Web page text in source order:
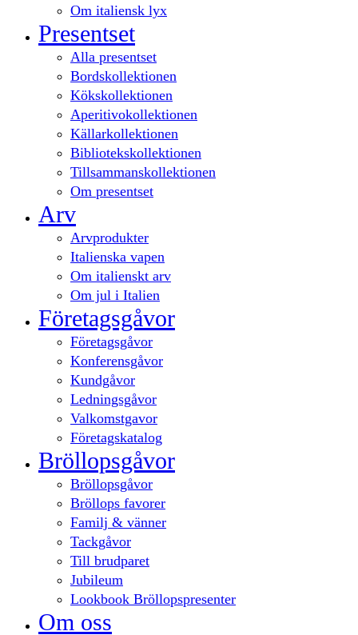
Om italiensk lyx
Presentset
Alla presentset
Bordskollektionen
Kökskollektionen
Aperitivokollektionen
Källarkollektionen
Bibliotekskollektionen
Tillsammanskollektionen
Om presentset
Arv
Arvprodukter
Italienska vapen
Om italienskt arv
Om jul i Italien
Företagsgåvor
Företagsgåvor
Konferensgåvor
Kundgåvor
Ledningsgåvor
Valkomstgavor
Företagskatalog
Bröllopsgåvor
Bröllopsgåvor
Bröllops favorer
Familj & vänner
Tackgåvor
Till brudparet
Jubileum
Lookbook Bröllopspresenter
Om oss